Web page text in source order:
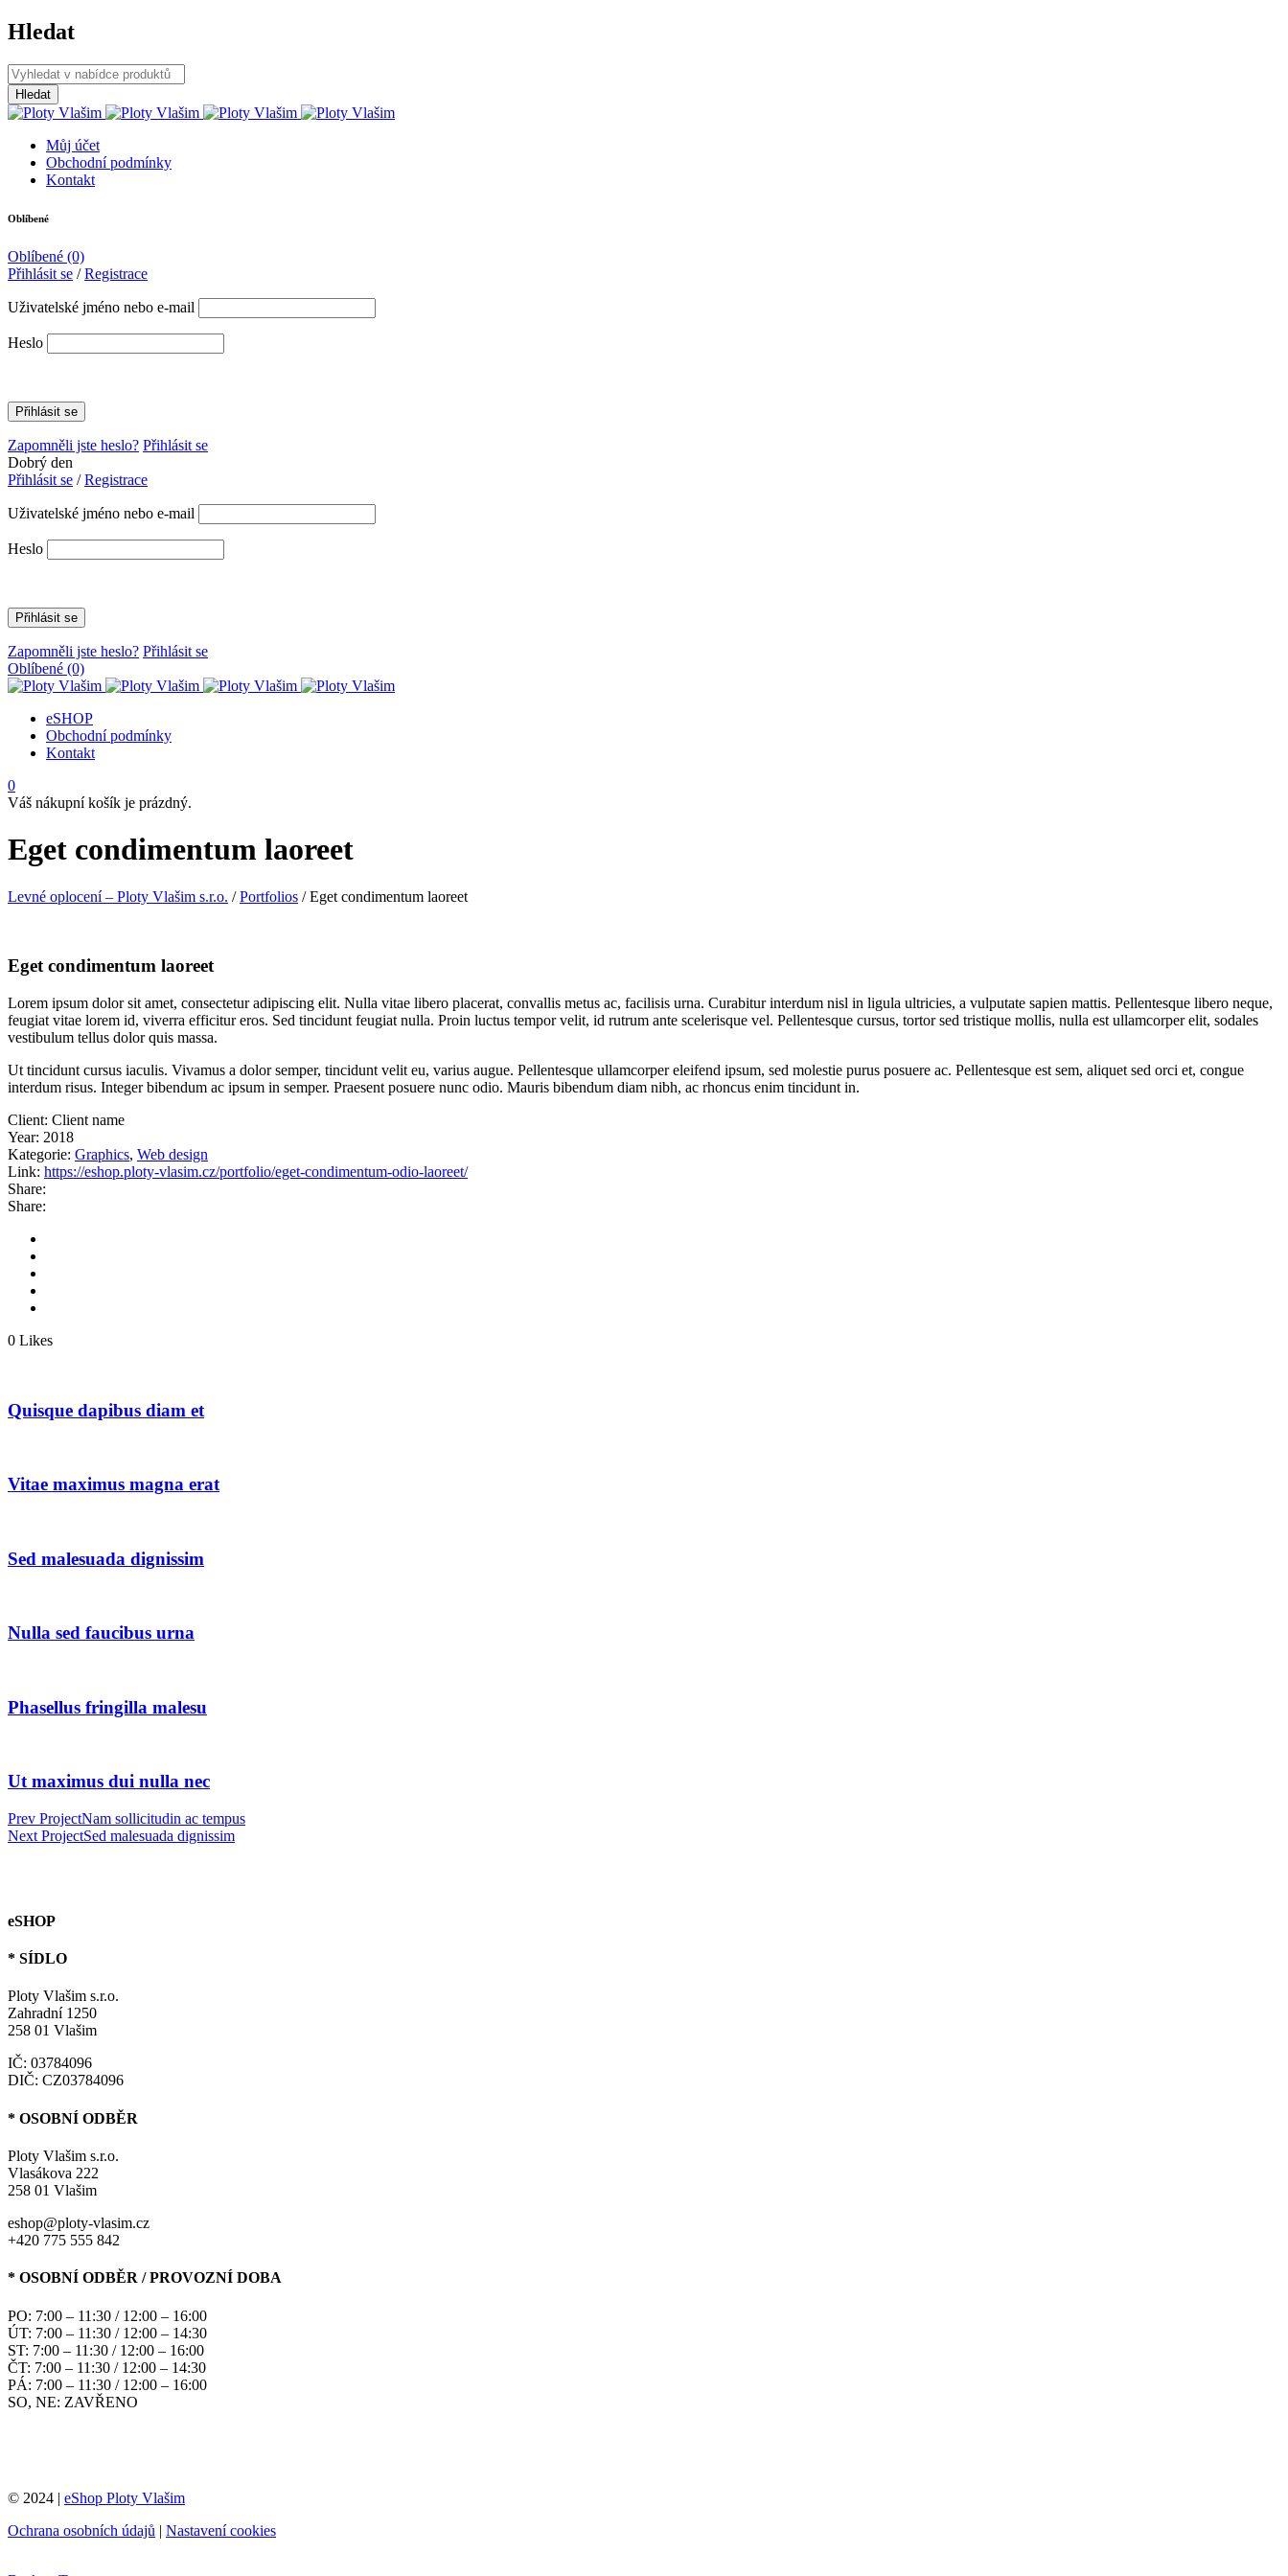
Hledat
Můj účet
Obchodní podmínky
Kontakt
Oblíbené
Oblíbené (0)
Přihlásit se /Registrace
Uživatelské jméno nebo e-mail
Heslo
Zapomněli jste heslo? Přihlásit se
Dobrý den
Přihlásit se /Registrace
Uživatelské jméno nebo e-mail
Heslo
Zapomněli jste heslo? Přihlásit se
Oblíbené (0)
eSHOP
Obchodní podmínky
Kontakt
0
Váš nákupní košík je prázdný.
Eget condimentum laoreet
Levné oplocení – Ploty Vlašim s.r.o. / Portfolios / Eget condimentum laoreet
Eget condimentum laoreet
Lorem ipsum dolor sit amet, consectetur adipiscing elit. Nulla vitae libero placerat, convallis metus ac, facilisis urna. Curabitur interdum nisl in ligula ultricies, a vulputate sapien mattis. Pellentesque libero neque,
feugiat vitae lorem id, viverra efficitur eros. Sed tincidunt feugiat nulla. Proin luctus tempor velit, id rutrum ante scelerisque vel. Pellentesque cursus, tortor sed tristique mollis, nulla est ullamcorper elit, sodales
vestibulum tellus dolor quis massa.
Ut tincidunt cursus iaculis. Vivamus a dolor semper, tincidunt velit eu, varius augue. Pellentesque ullamcorper eleifend ipsum, sed molestie purus posuere ac. Pellentesque est sem, aliquet sed orci et, congue
interdum risus. Integer bibendum ac ipsum in semper. Praesent posuere nunc odio. Mauris bibendum diam nibh, ac rhoncus enim tincidunt in.
Client: Client name
Year: 2018
Kategorie: Graphics, Web design
Link: https://eshop.ploty-vlasim.cz/portfolio/eget-condimentum-odio-laoreet/
Share:
Share:
0 Likes
Quisque dapibus diam et
Vitae maximus magna erat
Sed malesuada dignissim
Nulla sed faucibus urna
Phasellus fringilla malesu
Ut maximus dui nulla nec
Prev ProjectNam sollicitudin ac tempus
Next ProjectSed malesuada dignissim
eSHOP
* SÍDLO
Ploty Vlašim s.r.o.
Zahradní 1250
258 01 Vlašim
IČ: 03784096
DIČ: CZ03784096
* OSOBNÍ ODBĚR
Ploty Vlašim s.r.o.
Vlasákova 222
258 01 Vlašim
eshop@ploty-vlasim.cz
+420 775 555 842
* OSOBNÍ ODBĚR / PROVOZNÍ DOBA
PO: 7:00 – 11:30 / 12:00 – 16:00
ÚT: 7:00 – 11:30 / 12:00 – 14:30
ST: 7:00 – 11:30 / 12:00 – 16:00
ČT: 7:00 – 11:30 / 12:00 – 14:30
PÁ: 7:00 – 11:30 / 12:00 – 16:00
SO, NE: ZAVŘENO
© 2024 | eShop Ploty Vlašim
Ochrana osobních údajů | Nastavení cookies